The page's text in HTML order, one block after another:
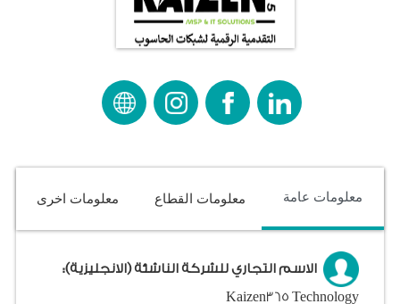
معلومات عامة معلومات القطاع معلومات اخرى
الاسم التجاري للشركة الناشئة (الانجليزية):
Kaizen365 Technology